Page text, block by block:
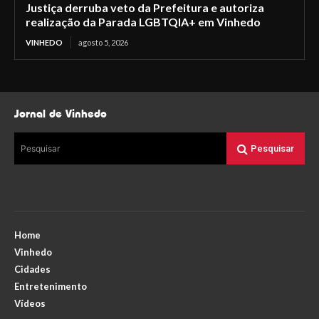
Justiça derruba veto da Prefeitura e autoriza
realização da Parada LGBTQIA+ em Vinhedo
VINHEDO agosto 5, 2026
Jornal de Vinhedo
Pesquisar Pesquisar
Home
Vinhedo
Cidades
Entretenimento
Vídeos